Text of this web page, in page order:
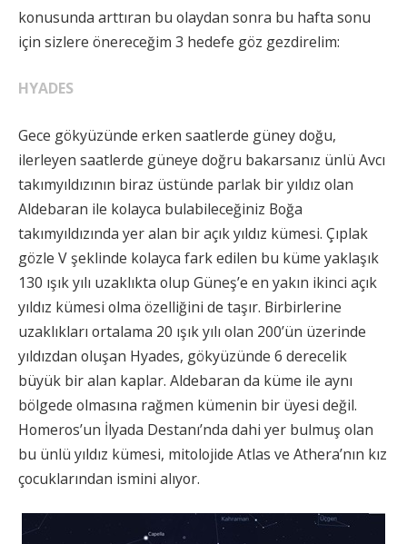
konusunda arttıran bu olaydan sonra bu hafta sonu
için sizlere önereceğim 3 hedefe göz gezdirelim:
HYADES
Gece gökyüzünde erken saatlerde güney doğu,
ilerleyen saatlerde güneye doğru bakarsanız ünlü Avcı
takımyıldızının biraz üstünde parlak bir yıldız olan
Aldebaran ile kolayca bulabileceğiniz Boğa
takımyıldızında yer alan bir açık yıldız kümesi. Çıplak
gözle V şeklinde kolayca fark edilen bu küme yaklaşık
130 ışık yılı uzaklıkta olup Güneş’e en yakın ikinci açık
yıldız kümesi olma özelliğini de taşır. Birbirlerine
uzaklıkları ortalama 20 ışık yılı olan 200’ün üzerinde
yıldızdan oluşan Hyades, gökyüzünde 6 derecelik
büyük bir alan kaplar. Aldebaran da küme ile aynı
bölgede olmasına rağmen kümenin bir üyesi değil.
Homeros’un İlyada Destanı’nda dahi yer bulmuş olan
bu ünlü yıldız kümesi, mitolojide Atlas ve Athera’nın kız
çocuklarından ismini alıyor.